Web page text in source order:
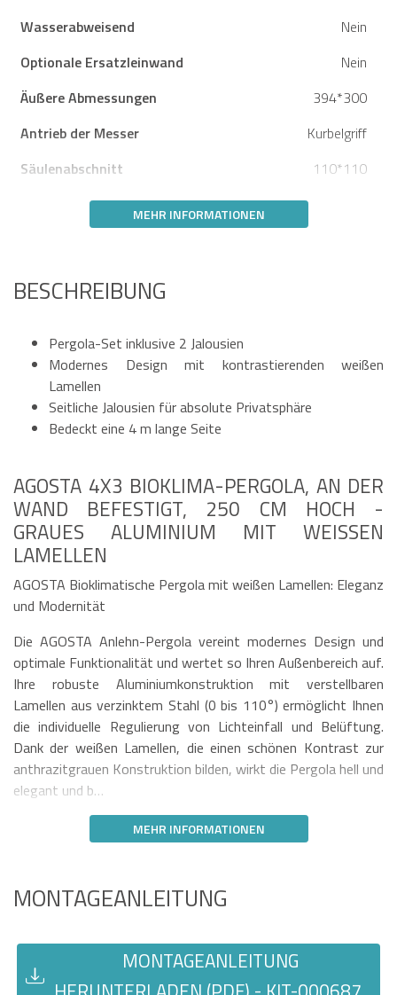
Wasserabweisend
Nein
Optionale Ersatzleinwand
Nein
Äußere Abmessungen
394*300
Antrieb der Messer
Kurbelgriff
Säulenabschnitt
110*110
MEHR INFORMATIONEN
BESCHREIBUNG
Pergola-Set inklusive 2 Jalousien
Modernes Design mit kontrastierenden weißen
Lamellen
Seitliche Jalousien für absolute Privatsphäre
Bedeckt eine 4 m lange Seite
AGOSTA 4X3 BIOKLIMA-PERGOLA, AN DER
WAND BEFESTIGT, 250 CM HOCH -
GRAUES ALUMINIUM MIT WEISSEN L
AMELLEN
AGOSTA Bioklimatische Pergola mit weißen Lamellen: Eleganz
und Modernität
Die AGOSTA Anlehn-Pergola vereint modernes Design und
optimale Funktionalität und wertet so Ihren Außenbereich auf.
Ihre robuste Aluminiumkonstruktion mit verstellbaren
Lamellen aus verzinktem Stahl (0 bis 110°) ermöglicht Ihnen
die individuelle Regulierung von Lichteinfall und Belüftung.
Dank der weißen Lamellen, die einen schönen Kontrast zur
anthrazitgrauen Konstruktion bilden, wirkt die Pergola hell und
elegant und b…
MEHR INFORMATIONEN
MONTAGEANLEITUNG
MONTAGEANLEITUNG